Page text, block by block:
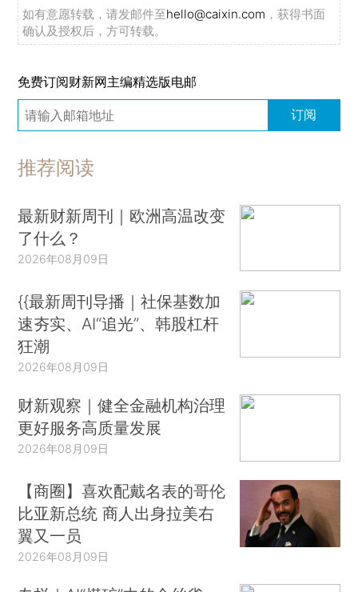
如有意愿转载，请发邮件至hello@caixin.com ，获得书面
确认及授权后，方可转载。
免费订阅财新网主编精选版电邮
订阅
推荐阅读
最新财新周刊｜欧洲高温改变
了什么？
2026年08月09日
{{最新周刊导播｜社保基数加
速夯实、AI“追光”、韩股杠杆
狂潮
2026年08月09日
财新观察｜健全金融机构治理
更好服务高质量发展
2026年08月09日
【商圈】喜欢配戴名表的哥伦
比亚新总统 商人出身拉美右
翼又一员
2026年08月09日